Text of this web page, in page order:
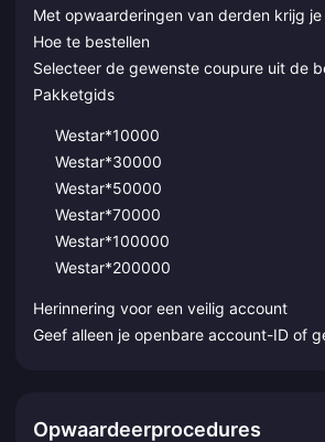
Met opwaarderingen van derden krijg
Hoe te bestellen
Selecteer de gewenste coupure uit de
Pakketgids
Westar*10000
Westar*30000
Westar*50000
Westar*70000
Westar*100000
Westar*200000
Herinnering voor een veilig account
Geef alleen je openbare account-ID of
Opwaardeerprocedures